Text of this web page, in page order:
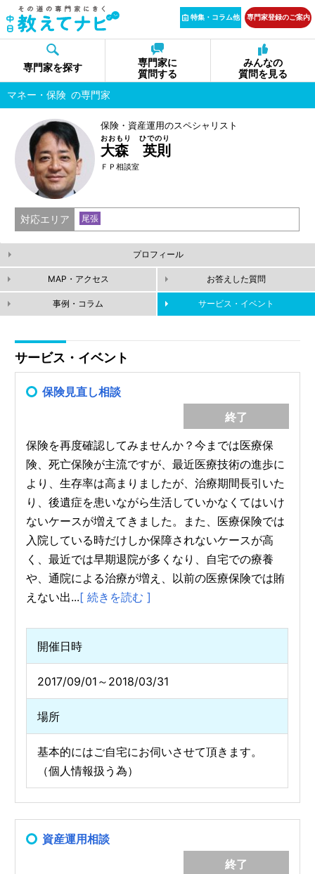
特集・コラム他 専門家登録のご案内
専門家を探す
専門家に
質問する
みんなの
質問を見る
マネー・保険 の専門家
保険・資産運用のスペシャリスト
大森 英則
おおもり ひでのり
ＦＰ相談室
対応エリア 尾張
プロフィール
MAP・アクセス お答えした質問
事例・コラム サービス・イベント
サービス・イベント
保険見直し相談
終了
保険を再度確認してみませんか？今までは医療保
険、死亡保険が主流ですが、最近医療技術の進歩に
より、生存率は高まりましたが、治療期間長引いた
り、後遺症を患いながら生活していかなくてはいけ
ないケースが増えてきました。また、医療保険では
入院している時だけしか保障されないケースが高
く、最近では早期退院が多くなり、自宅での療養
や、通院による治療が増え、以前の医療保険では賄
えない出...[ 続きを読む ]
開催日時
2017/09/01～2018/03/31
場所
基本的にはご自宅にお伺いさせて頂きます。
（個人情報扱う為）
資産運用相談
終了